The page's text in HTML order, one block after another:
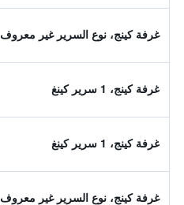
غرفة كينج، نوع السرير غير معروف
غرفة كينج، 1 سرير كينغ
غرفة كينج، 1 سرير كينغ
غرفة كينج، نوع السرير غير معروف